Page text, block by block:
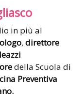
in più al
, direttore
della Scuola di
Preventiva